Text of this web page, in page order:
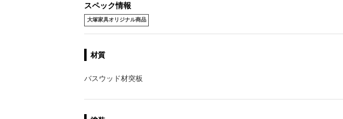
スペック情報
大塚家具オリジナル商品
材質
バスウッド材突板